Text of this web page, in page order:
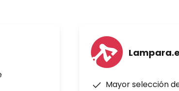
Mayor selección